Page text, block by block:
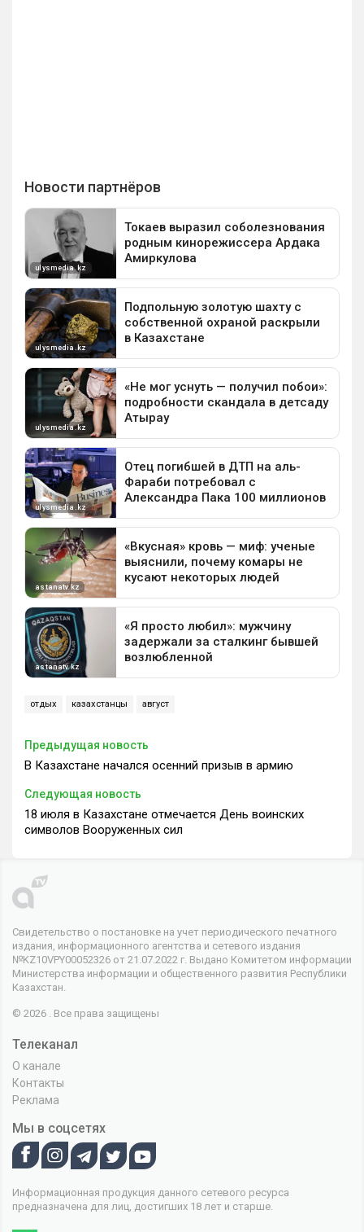
отдых казахстанцы август
Предыдущая новость
В Казахстане начался осенний призыв в армию
Следующая новость
18 июля в Казахстане отмечается День воинских
символов Вооруженных сил
Свидетельство о постановке на учет периодического печатного
издания, информационного агентства и сетевого издания
№KZ10VPY00052326 от 21.07.2022 г. Выдано Комитетом информации
Министерства информации и общественного развития Республики
Казахстан.
© 2026 . Все права защищены
Телеканал
О канале
Контакты
Реклама
Мы в соцсетях
Информационная продукция данного сетевого ресурса
предназначена для лиц, достигших 18 лет и старше.